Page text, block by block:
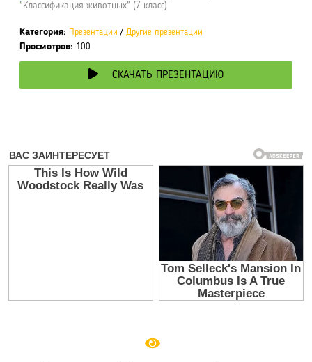
"Классификация животных" (7 класс)
Категория: Презентации / Другие презентации
Просмотров: 100
СКАЧАТЬ ПРЕЗЕНТАЦИЮ